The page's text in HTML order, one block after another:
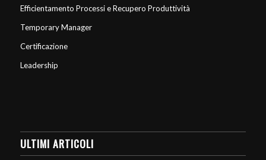
Efficientamento Processi e Recupero Produttività
Temporary Manager
Certificazione
Leadership
ULTIMI ARTICOLI